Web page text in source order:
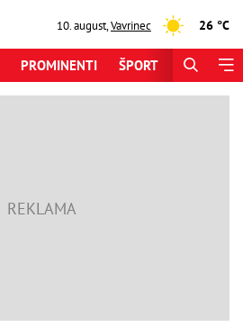
10. august,Vavrinec 26 °C
PROMINENTI ŠPORT